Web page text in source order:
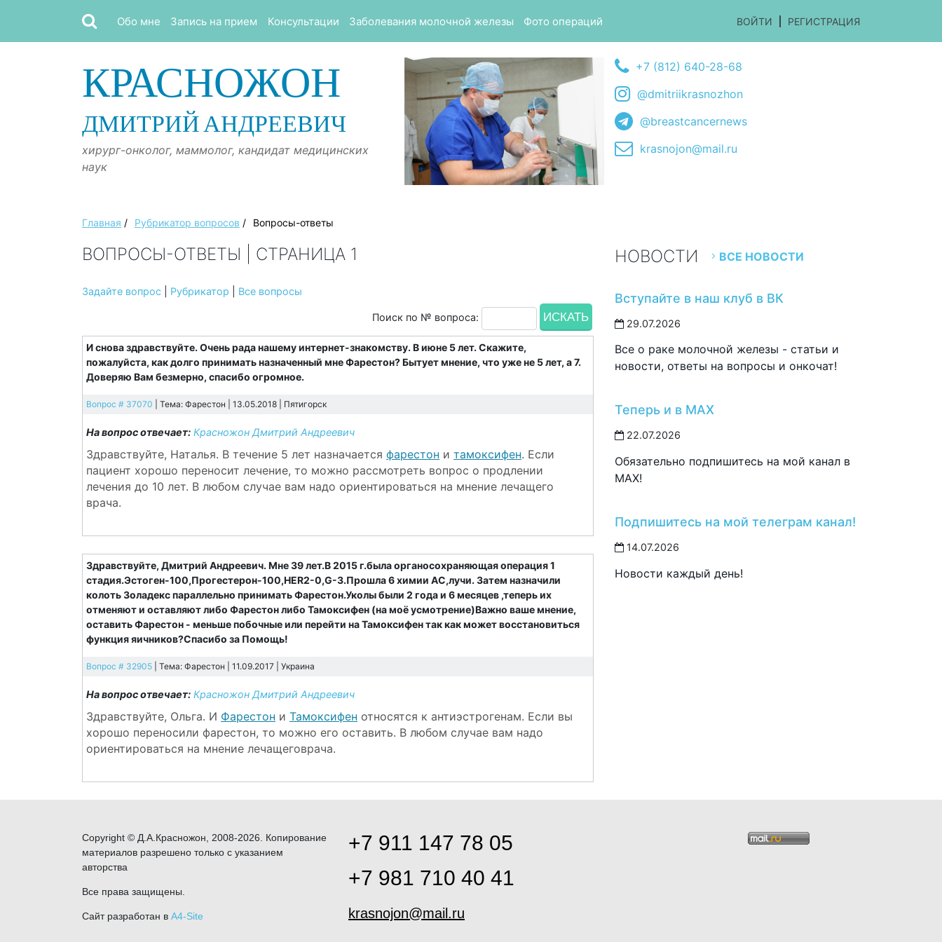
Обо мне Запись на прием Консультации Заболевания молочной железы Фото операций ВОЙТИ РЕГИСТРАЦИЯ
КРАСНОЖОН
ДМИТРИЙ АНДРЕЕВИЧ
хирург-онколог, маммолог, кандидат медицинских
наук
+7 (812) 640-28-68
@dmitriikrasnozhon
@breastcancernews
krasnojon@mail.ru
Главная / Рубрикатор вопросов / Вопросы-ответы
ВОПРОСЫ-ОТВЕТЫ | СТРАНИЦА 1
Задайте вопрос Рубрикатор Все вопросы
Поиск по № вопроса:
И снова здравствуйте. Очень рада нашему интернет-знакомству. В июне 5 лет. Скажите,
пожалуйста, как долго принимать назначенный мне Фарестон? Бытует мнение, что уже не 5 лет, а 7.
Доверяю Вам безмерно, спасибо огромное.
Вопрос # 37070 | Тема: Фарестон | 13.05.2018 | Пятигорск
На вопрос отвечает: Красножон Дмитрий Андреевич
Здравствуйте, Наталья. В течение 5 лет назначается фарестон и тамоксифен. Если
пациент хорошо переносит лечение, то можно рассмотреть вопрос о продлении
лечения до 10 лет. В любом случае вам надо ориентироваться на мнение лечащего
врача.
Здравствуйте, Дмитрий Андреевич. Мне 39 лет.В 2015 г.была органосохраняющая операция 1
стадия.Эстоген-100,Прогестерон-100,HER2-0,G-3.Прошла 6 химии АС,лучи. Затем назначили
колоть Золадекс параллельно принимать Фарестон.Уколы были 2 года и 6 месяцев ,теперь их
отменяют и оставляют либо Фарестон либо Тамоксифен (на моё усмотрение)Важно ваше мнение,
оставить Фарестон - меньше побочные или перейти на Тамоксифен так как может восстановиться
функция яичников?Спасибо за Помощь!
Вопрос # 32905 | Тема: Фарестон | 11.09.2017 | Украина
На вопрос отвечает: Красножон Дмитрий Андреевич
Здравствуйте, Ольга. И Фарестон и Тамоксифен относятся к антиэстрогенам. Если вы
хорошо переносили фарестон, то можно его оставить. В любом случае вам надо
ориентироваться на мнение лечащеговрача.
НОВОСТИ ВСЕ НОВОСТИ
Вступайте в наш клуб в ВК
29.07.2026
Все о раке молочной железы - статьи и
новости, ответы на вопросы и онкочат!
Теперь и в MAX
22.07.2026
Обязательно подпишитесь на мой канал в
MAX!
Подпишитесь на мой телеграм канал!
14.07.2026
Новости каждый день!
Copyright © Д.А.Красножон, 2008-2026. Копирование
материалов разрешено только с указанием
авторства
Все права защищены.
Сайт разработан в A4-Site
+7 911 147 78 05
+7 981 710 40 41
krasnojon@mail.ru